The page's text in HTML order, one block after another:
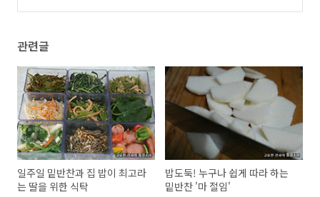
관련글
일주일 밑반찬과 집 밥이 최고라
는 딸을 위한 식탁
밥도둑! 누구나 쉽게 따라 하는
밑반찬 '마 절임'